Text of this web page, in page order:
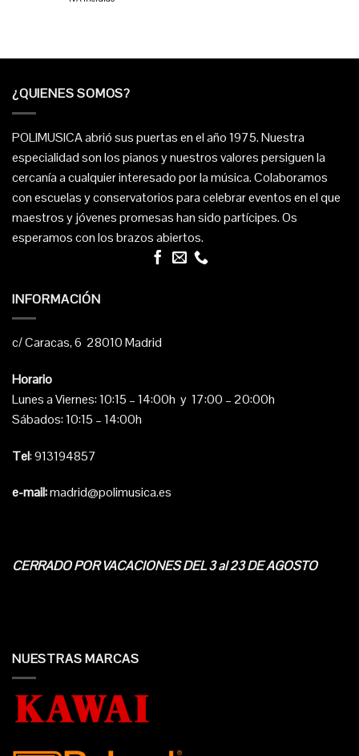
¿QUIENES SOMOS?
POLIMUSICA abrió sus puertas en el año 1975. Nuestra
especialidad son los pianos y nuestros valores persiguen la
cercanía a cualquier interesado por la música. Colaboramos
con escuelas y conservatorios para celebrar eventos en el que
maestros y jóvenes promesas han sido partícipes. Os
esperamos con los brazos abiertos.
INFORMACIÓN
c/ Caracas, 6 28010 Madrid
Horario
Lunes a Viernes: 10:15 – 14:00h y 17:00 – 20:00h
Sábados: 10:15 – 14:00h
Tel: 913194857
e-mail:madrid@polimusica.es
CERRADO POR VACACIONES DEL 3 al 23 DE AGOSTO
NUESTRAS MARCAS